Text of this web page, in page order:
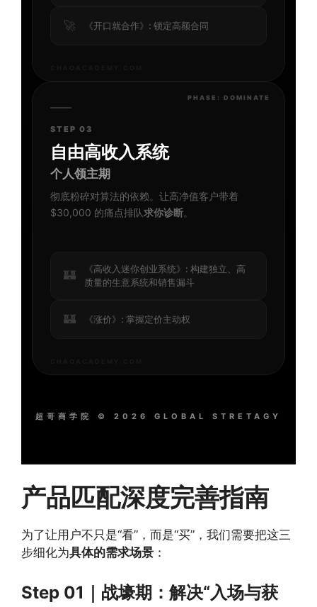
🚀 《开口就合作》: 锁定高额合同
PHASE: DOMINATE
STEP 03
自由高收入系统
个人领主期
彻底粉碎对算法的依赖。让高净值客户带着
$30,000 的痛点排队求你诊断。
🏰
《高收入迷你创业系统》: 构建独立、高
质量的生意系统和销售漏斗
🏰 《涨价》: 掌握定价主动权
超哥商学院 © 2026 GLOBAL STRETAGY
产品匹配深度完善指南
为了让用户不只是“看”，而是“买”，我们需要把这三
步细化为具体的需求场景 ：
Step 01｜战壕期：解决“入场与获